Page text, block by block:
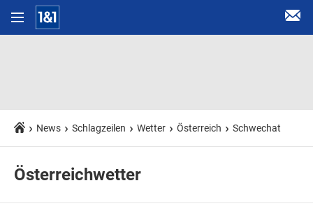
News Schlagzeilen Wetter Österreich Schwechat
Österreichwetter